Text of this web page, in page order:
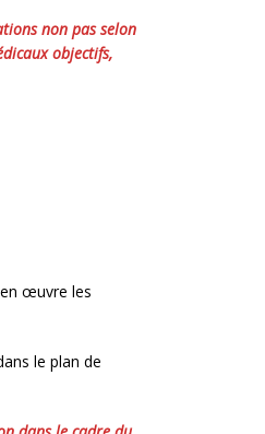
non pas selon
objectifs,
œuvre les
le plan de